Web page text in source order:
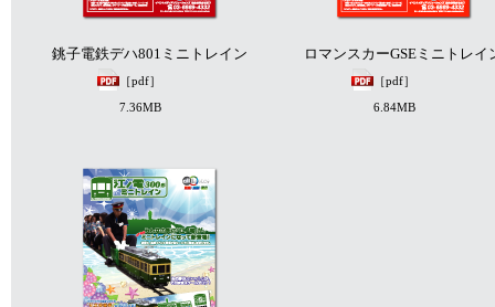
銚子電鉄デハ801ミニトレイン ロマンスカーGSEミニトレイ
［pdf］
7.36MB
［pdf］
6.84MB